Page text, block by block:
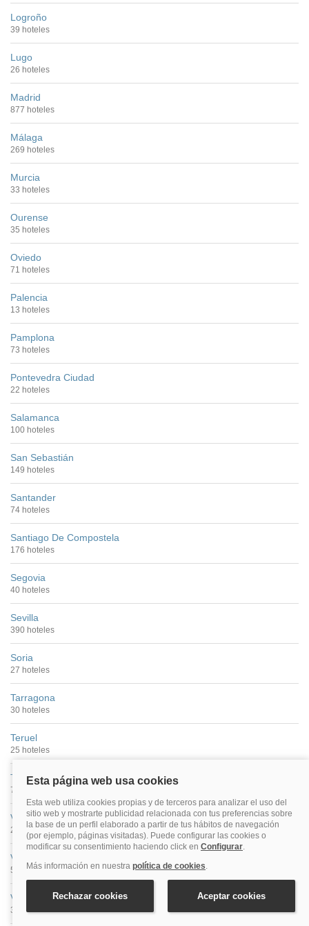
Logroño
39 hoteles
Lugo
26 hoteles
Madrid
877 hoteles
Málaga
269 hoteles
Murcia
33 hoteles
Ourense
35 hoteles
Oviedo
71 hoteles
Palencia
13 hoteles
Pamplona
73 hoteles
Pontevedra Ciudad
22 hoteles
Salamanca
100 hoteles
San Sebastián
149 hoteles
Santander
74 hoteles
Santiago De Compostela
176 hoteles
Segovia
40 hoteles
Sevilla
390 hoteles
Soria
27 hoteles
Tarragona
30 hoteles
Teruel
25 hoteles
Toledo
70 hoteles
Valencia
299 hoteles
Valladolid
53 hoteles
Vitoria
37 hoteles